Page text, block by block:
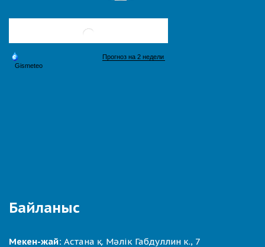
Байланыс
Мекен-жай: Астана қ. Мәлік Габдуллин к., 7